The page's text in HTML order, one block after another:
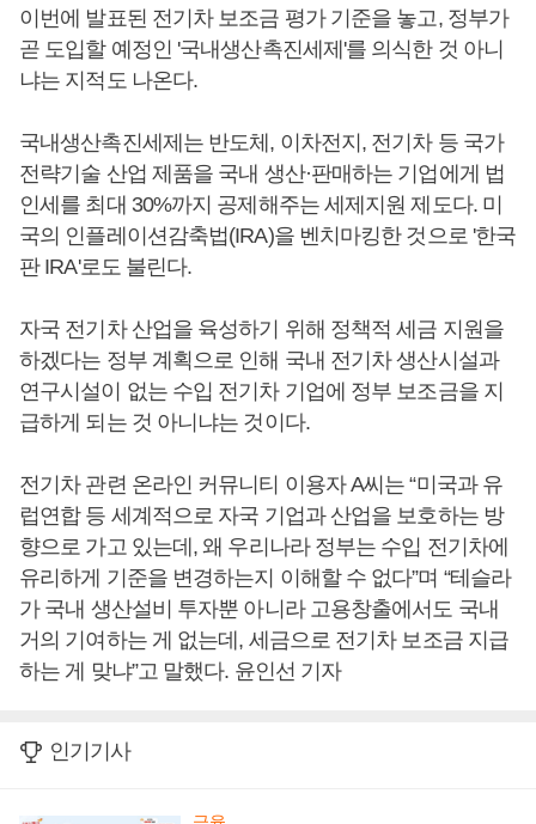
이번에 발표된 전기차 보조금 평가 기준을 놓고, 정부가
곧 도입할 예정인 '국내생산촉진세제'를 의식한 것 아니
냐는 지적도 나온다.
국내생산촉진세제는 반도체, 이차전지, 전기차 등 국가
전략기술 산업 제품을 국내 생산·판매하는 기업에게 법
인세를 최대 30%까지 공제해주는 세제지원 제도다. 미
국의 인플레이션감축법(IRA)을 벤치마킹한 것으로 '한국
판 IRA'로도 불린다.
자국 전기차 산업을 육성하기 위해 정책적 세금 지원을
하겠다는 정부 계획으로 인해 국내 전기차 생산시설과
연구시설이 없는 수입 전기차 기업에 정부 보조금을 지
급하게 되는 것 아니냐는 것이다.
전기차 관련 온라인 커뮤니티 이용자 A씨는 “미국과 유
럽연합 등 세계적으로 자국 기업과 산업을 보호하는 방
향으로 가고 있는데, 왜 우리나라 정부는 수입 전기차에
유리하게 기준을 변경하는지 이해할 수 없다”며 “테슬라
가 국내 생산설비 투자뿐 아니라 고용창출에서도 국내
거의 기여하는 게 없는데, 세금으로 전기차 보조금 지급
하는 게 맞냐”고 말했다. 윤인선 기자
인기기사